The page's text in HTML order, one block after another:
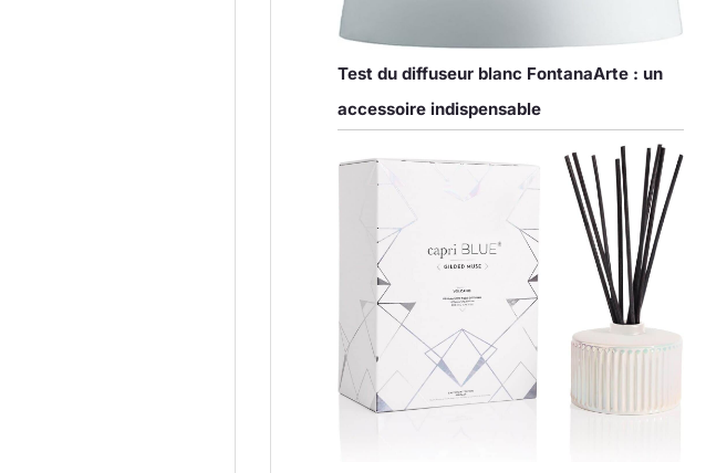
Test du diffuseur blanc FontanaArte : un
accessoire indispensable